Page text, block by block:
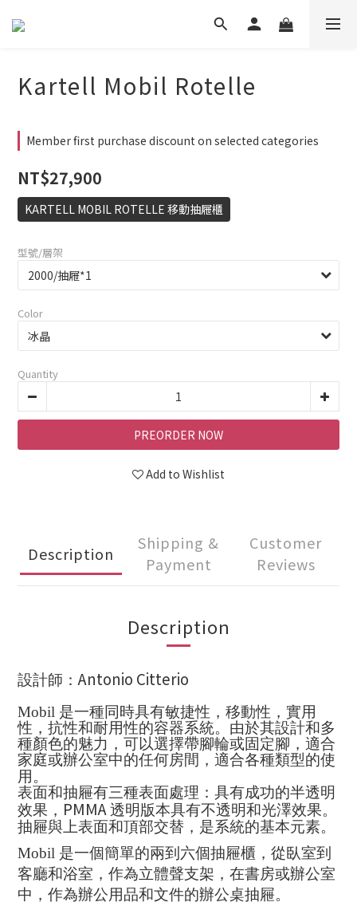
Kartell Mobil Rotelle
Member first purchase discount on selected categories
NT$27,900
KARTELL MOBIL ROTELLE 移動抽屜櫃
型號/層架
Color
Quantity
PREORDER NOW
Add to Wishlist
Description
Shipping &
Payment
Customer
Reviews
Description
設計師： Antonio Citterio
Mobil 是一種同時具有敏捷性，移動性，實用
性，抗性和耐用性的容器系統。由於其設計和多
種顏色的魅力， 可以選擇帶腳輪或固定腳 ，適合
家庭或辦公室中的任何房間，適合各種類型的使
用。
表面和抽屜有三種表面處理：具有成功的半透明
效果， PMMA 透明版本具有不透明和光澤效果。
抽屜與上表面和頂部交替，是系統的基本元素。
Mobil 是一個簡單的兩到六個抽屜櫃，從臥室到
客廳和浴室，作為立體聲支架，在書房或辦公室
中，作為辦公用品和文件的辦公桌抽屜。